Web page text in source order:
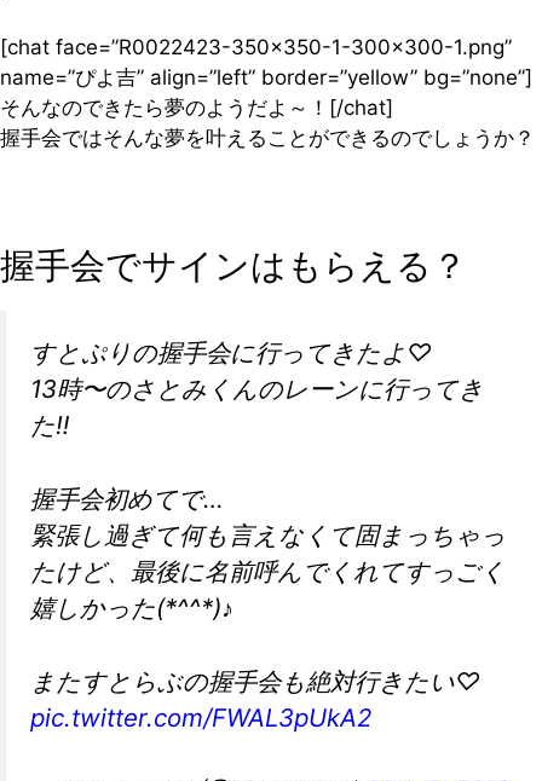
[chat face=”R0022423-350×350-1-300×300-1.png”
name=”ぴよ吉” align=”left” border=”yellow” bg=”none”]
そんなのできたら夢のようだよ～！[/chat]
握手会ではそんな夢を叶えることができるのでしょうか？
握手会でサインはもらえる？
すとぷりの握手会に行ってきたよ♡
13時〜のさとみくんのレーンに行ってき
た‼︎
握手会初めてで…
緊張し過ぎて何も言えなくて固まっちゃっ
たけど、最後に名前呼んでくれてすっごく
嬉しかった(*^^*)♪
またすとらぶの握手会も絶対行きたい♡
pic.twitter.com/FWAL3pUkA2